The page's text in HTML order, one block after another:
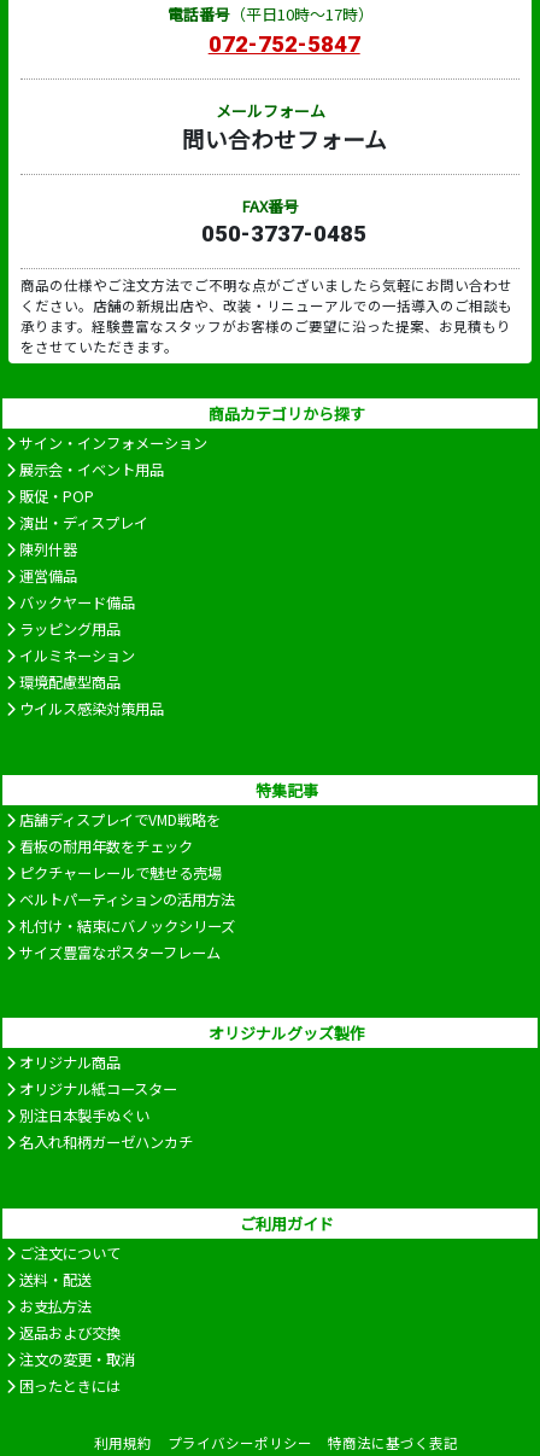
電話番号（平日10時～17時）
072-752-5847
メールフォーム
問い合わせフォーム
FAX番号
050-3737-0485
商品の仕様やご注文方法でご不明な点がございましたら気軽にお問い合わせ
ください。店舗の新規出店や、改装・リニューアルでの一括導入のご相談も
承ります。経験豊富なスタッフがお客様のご要望に沿った提案、お見積もり
をさせていただきます。
商品カテゴリから探す
サイン・インフォメーション
展示会・イベント用品
販促・POP
演出・ディスプレイ
陳列什器
運営備品
バックヤード備品
ラッピング用品
イルミネーション
環境配慮型商品
ウイルス感染対策用品
特集記事
店舗ディスプレイでVMD戦略を
看板の耐用年数をチェック
ピクチャーレールで魅せる売場
ベルトパーティションの活用方法
札付け・結束にバノックシリーズ
サイズ豊富なポスターフレーム
オリジナルグッズ製作
オリジナル商品
オリジナル紙コースター
別注日本製手ぬぐい
名入れ和柄ガーゼハンカチ
ご利用ガイド
ご注文について
送料・配送
お支払方法
返品および交換
注文の変更・取消
困ったときには
利用規約 プライバシーポリシー 特商法に基づく表記